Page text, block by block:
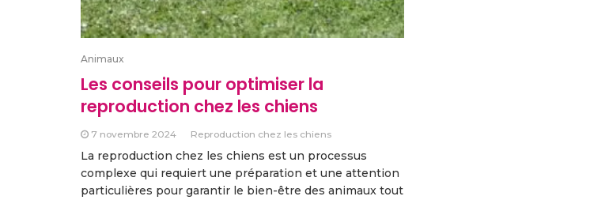
Animaux
Les conseils pour optimiser la
reproduction chez les chiens
7 novembre 2024 Reproduction chez les chiens
La reproduction chez les chiens est un processus
complexe qui requiert une préparation et une attention
particulières pour garantir le bien-être des animaux tout